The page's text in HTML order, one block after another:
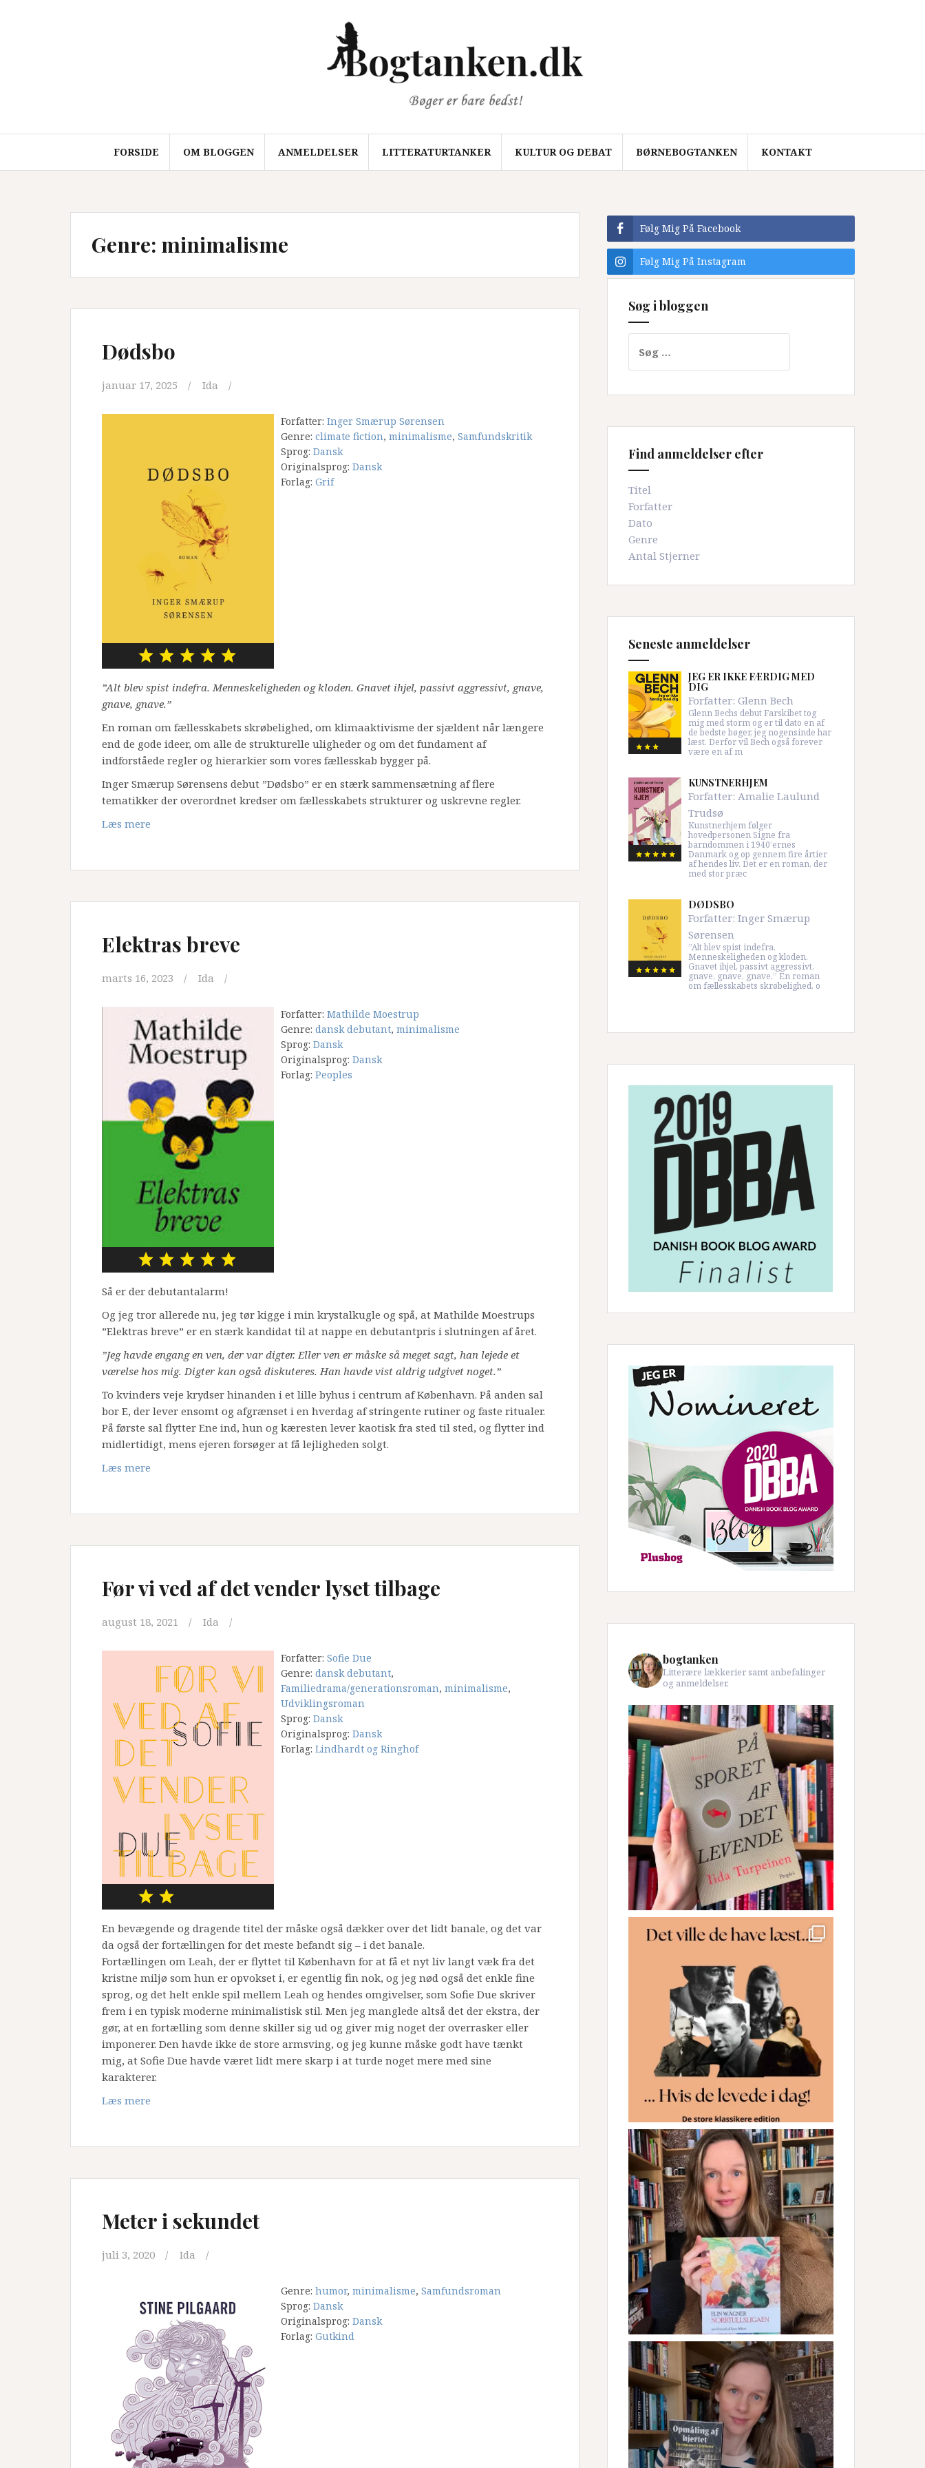
FORSIDE OM BLOGGEN ANMELDELSER LITTERATURTANKER KULTUR OG DEBAT BØRNEBOGTANKEN KONTAKT
Genre: minimalisme
Dødsbo
januar 17, 2025 Ida
Forfatter: Inger Smærup Sørensen
Genre: climate fiction, minimalisme, Samfundskritik
Sprog: Dansk
Originalsprog: Dansk
Forlag: Grif
”Alt blev spist indefra. Menneskeligheden og kloden. Gnavet ihjel, passivt aggressivt, gnave,
gnave, gnave.”
En roman om fællesskabets skrøbelighed, om klimaaktivisme der sjældent når længere
end de gode ideer, om alle de strukturelle uligheder og om det fundament af
indforståede regler og hierarkier som vores fællesskab bygger på.
Inger Smærup Sørensens debut ”Dødsbo” er en stærk sammensætning af flere
tematikker der overordnet kredser om fællesskabets strukturer og uskrevne regler.
Læs mere
Elektras breve
marts 16, 2023 Ida
Forfatter: Mathilde Moestrup
Genre: dansk debutant, minimalisme
Sprog: Dansk
Originalsprog: Dansk
Forlag: Peoples
Så er der debutantalarm!
Og jeg tror allerede nu, jeg tør kigge i min krystalkugle og spå, at Mathilde Moestrups
”Elektras breve” er en stærk kandidat til at nappe en debutantpris i slutningen af året.
”Jeg havde engang en ven, der var digter. Eller ven er måske så meget sagt, han lejede et
værelse hos mig. Digter kan også diskuteres. Han havde vist aldrig udgivet noget.”
To kvinders veje krydser hinanden i et lille byhus i centrum af København. På anden sal
bor E, der lever ensomt og afgrænset i en hverdag af stringente rutiner og faste ritualer.
På første sal flytter Ene ind, hun og kæresten lever kaotisk fra sted til sted, og flytter ind
midlertidigt, mens ejeren forsøger at få lejligheden solgt.
Læs mere
Før vi ved af det vender lyset tilbage
august 18, 2021 Ida
Forfatter: Sofie Due
Genre: dansk debutant,
Familiedrama/generationsroman, minimalisme,
Udviklingsroman
Sprog: Dansk
Originalsprog: Dansk
Forlag: Lindhardt og Ringhof
En bevægende og dragende titel der måske også dækker over det lidt banale, og det var
da også der fortællingen for det meste befandt sig – i det banale.
Fortællingen om Leah, der er flyttet til København for at få et nyt liv langt væk fra det
kristne miljø som hun er opvokset i, er egentlig fin nok, og jeg nød også det enkle fine
sprog, og det helt enkle spil mellem Leah og hendes omgivelser, som Sofie Due skriver
frem i en typisk moderne minimalistisk stil. Men jeg manglede altså det der ekstra, der
gør, at en fortælling som denne skiller sig ud og giver mig noget der overrasker eller
imponerer. Den havde ikke de store armsving, og jeg kunne måske godt have tænkt
mig, at Sofie Due havde været lidt mere skarp i at turde noget mere med sine
karakterer.
Læs mere
Meter i sekundet
juli 3, 2020 Ida
Genre: humor, minimalisme, Samfundsroman
Sprog: Dansk
Originalsprog: Dansk
Forlag: Gutkind
Følg Mig På Facebook
Følg Mig På Instagram
Søg i bloggen
efter:
Find anmeldelser efter
Titel
Forfatter
Dato
Genre
Antal Stjerner
Seneste anmeldelser
JEG ER IKKE FÆRDIG MED
DIG
Forfatter: Glenn Bech
Glenn Bechs debut Farskibet tog
mig med storm og er til dato en af
de bedste bøger, jeg nogensinde har
læst. Derfor vil Bech også forever
være en af m
KUNSTNERHJEM
Forfatter: Amalie Laulund
Trudsø
Kunstnerhjem følger
hovedpersonen Signe fra
barndommen i 1940’ernes
Danmark og op gennem fire årtier
af hendes liv. Det er en roman, der
med stor præc
DØDSBO
Forfatter: Inger Smærup
Sørensen
”Alt blev spist indefra.
Menneskeligheden og kloden.
Gnavet ihjel, passivt aggressivt,
gnave, gnave, gnave.” En roman
om fællesskabets skrøbelighed, o
bogtanken
Litterære lækkerier samt anbefalinger
og anmeldelser.